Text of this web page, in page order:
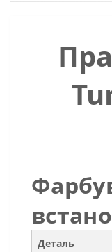
Деталь